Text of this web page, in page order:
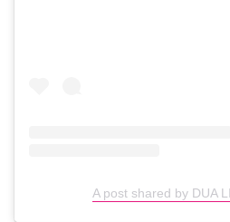
A post shared by DUA